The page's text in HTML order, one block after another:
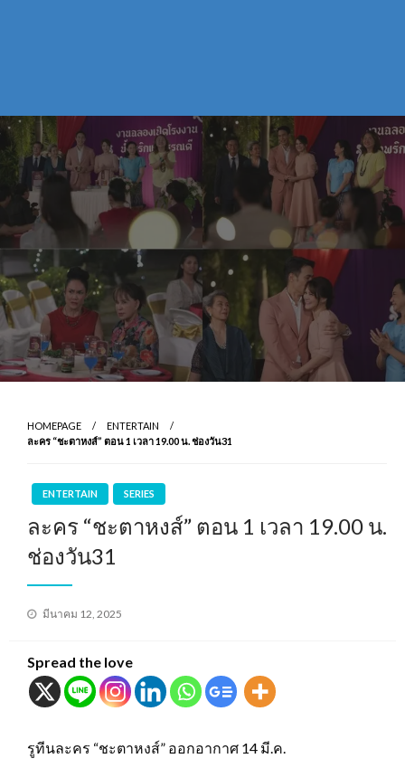
HOMEPAGE
ENTERTAIN
ละคร “ชะตาหงส์” ตอน 1 เวลา 19.00 น. ช่องวัน31
ENTERTAIN SERIES
ละคร “ชะตาหงส์” ตอน 1 เวลา 19.00 น.
ช่องวัน31
Posted
มีนาคม 12, 2025
Spread the love
รูทีนละคร “ชะตาหงส์” ออกอากาศ 14 มี.ค.